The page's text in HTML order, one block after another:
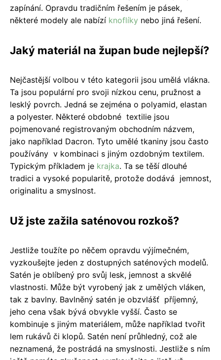
zapínání. Opravdu tradičním řešením je pásek,
některé modely ale nabízí knoflíky nebo jiná řešení.
Jaký materiál na župan bude nejlepší?
Nejčastější volbou v této kategorii jsou umělá vlákna.
Ta jsou populární pro svoji nízkou cenu, pružnost a
lesklý povrch. Jedná se zejména o polyamid, elastan
a polyester. Některé obdobné textilie jsou
pojmenované registrovaným obchodním názvem,
jako například Dacron. Tyto umělé tkaniny jsou často
používány v kombinaci s jiným ozdobným textilem.
Typickým příkladem je krajka. Ta se těší dlouhé
tradici a vysoké popularitě, protože dodává jemnost,
originalitu a smyslnost.
Už jste zažila saténovou rozkoš?
Jestliže toužíte po něčem opravdu výjímečném,
vyzkoušejte jeden z dostupných saténových modelů.
Satén je oblíbený pro svůj lesk, jemnost a skvělé
vlastnosti. Může být vyrobený jak z umělých vláken,
tak z bavlny. Bavlněný satén je obzvlášť příjemný,
jeho cena však bývá obvykle vyšší. Často se
kombinuje s jiným materiálem, může například tvořit
lem rukávů či klopů. Satén není průhledný, což ale
neznamená, že postrádá na smyslnosti. Jestliže s ním